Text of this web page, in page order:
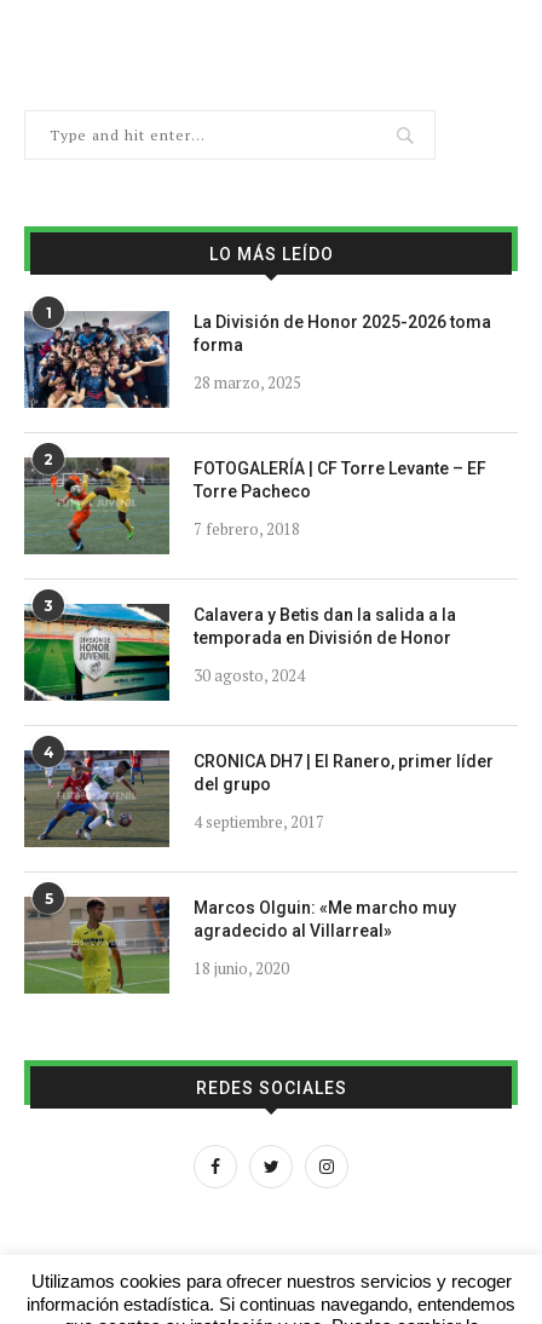
LO MÁS LEÍDO
1
La División de Honor 2025-2026 toma
forma
28 marzo, 2025
2
FOTOGALERÍA | CF Torre Levante – EF
Torre Pacheco
7 febrero, 2018
3
Calavera y Betis dan la salida a la
temporada en División de Honor
30 agosto, 2024
4
CRONICA DH7 | El Ranero, primer líder
del grupo
4 septiembre, 2017
5
Marcos Olguin: «Me marcho muy
agradecido al Villarreal»
18 junio, 2020
REDES SOCIALES
Utilizamos cookies para ofrecer nuestros servicios y recoger
información estadística. Si continuas navegando, entendemos